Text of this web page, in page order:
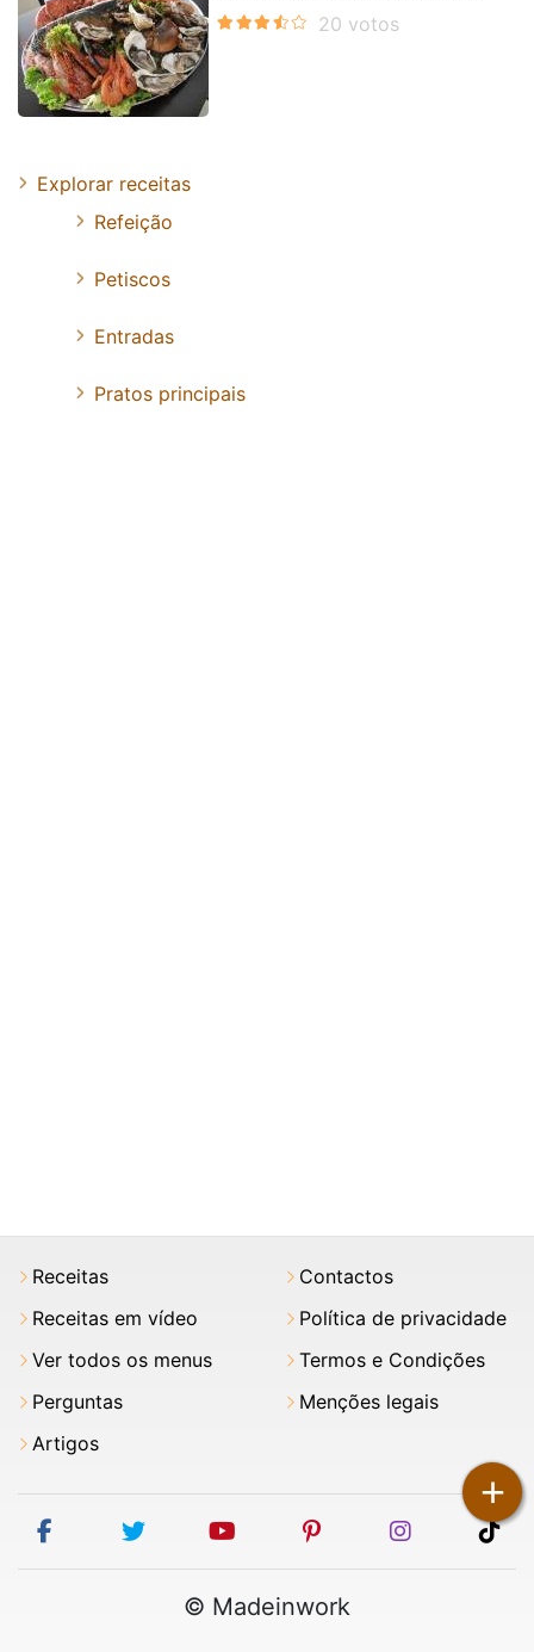
+
Explorar receitas
Refeição
Petiscos
Entradas
Pratos principais
Receitas
Receitas em vídeo
Ver todos os menus
Perguntas
Artigos
Contactos
Política de privacidade
Termos e Condições
Menções legais
facebooktwitter youtubepinterestinstagram
© Madeinwork